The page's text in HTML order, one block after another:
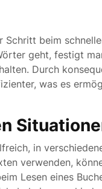
beim
geht, festigt
Durch
was es
in
verwenden,
Lesen eines